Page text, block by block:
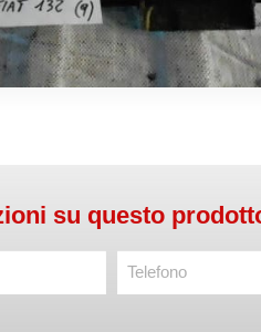
su questo